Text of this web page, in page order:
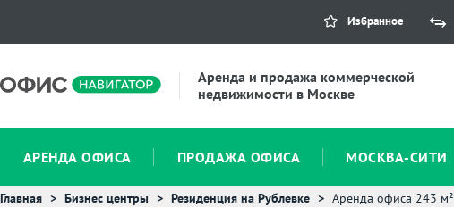
Избранное
Аренда и продажа коммерческой
недвижимости в Москве
АРЕНДА ОФИСА ПРОДАЖА ОФИСА МОСКВА-СИТИ
Главная Бизнес центры Резиденция на Рублевке Аренда офиса 243 м²